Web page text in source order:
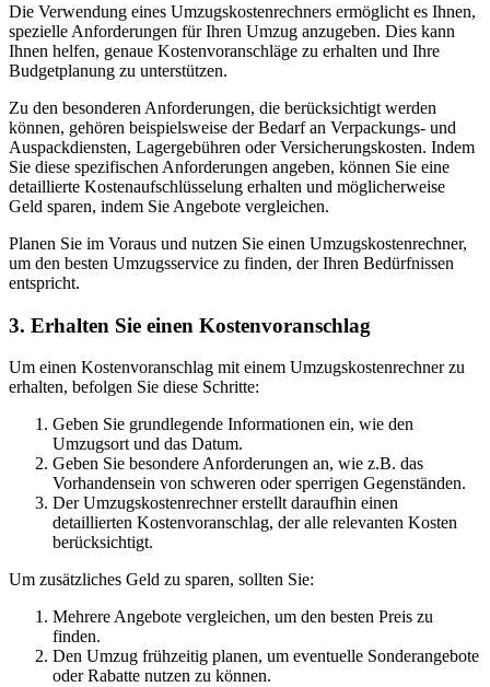
Die Verwendung eines Umzugskostenrechners ermöglicht es Ihnen,
spezielle Anforderungen für Ihren Umzug anzugeben. Dies kann
Ihnen helfen, genaue Kostenvoranschläge zu erhalten und Ihre
Budgetplanung zu unterstützen.
Zu den besonderen Anforderungen, die berücksichtigt werden
können, gehören beispielsweise der Bedarf an Verpackungs- und
Auspackdiensten, Lagergebühren oder Versicherungskosten. Indem
Sie diese spezifischen Anforderungen angeben, können Sie eine
detaillierte Kostenaufschlüsselung erhalten und möglicherweise
Geld sparen, indem Sie Angebote vergleichen.
Planen Sie im Voraus und nutzen Sie einen Umzugskostenrechner,
um den besten Umzugsservice zu finden, der Ihren Bedürfnissen
entspricht.
3. Erhalten Sie einen Kostenvoranschlag
Um einen Kostenvoranschlag mit einem Umzugskostenrechner zu
erhalten, befolgen Sie diese Schritte:
Geben Sie grundlegende Informationen ein, wie den
Umzugsort und das Datum.
Geben Sie besondere Anforderungen an, wie z.B. das
Vorhandensein von schweren oder sperrigen Gegenständen.
Der Umzugskostenrechner erstellt daraufhin einen
detaillierten Kostenvoranschlag, der alle relevanten Kosten
berücksichtigt.
Um zusätzliches Geld zu sparen, sollten Sie:
Mehrere Angebote vergleichen, um den besten Preis zu
finden.
Den Umzug frühzeitig planen, um eventuelle Sonderangebote
oder Rabatte nutzen zu können.